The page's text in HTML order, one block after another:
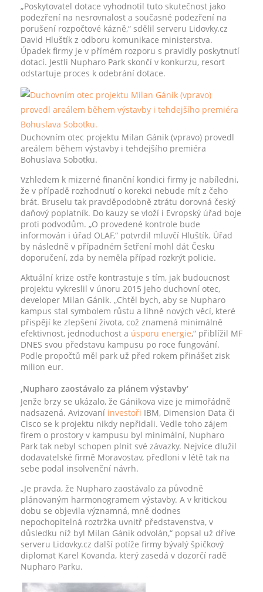
„Poskytovatel dotace vyhodnotil tuto skutečnost jako
podezření na nesrovnalost a současné podezření na
porušení rozpočtové kázně,“ sdělil serveru Lidovky.cz
David Hluštík z odboru komunikace ministerstva.
Úpadek firmy je v přímém rozporu s pravidly poskytnutí
dotací. Jestli Nupharo Park skončí v konkurzu, resort
odstartuje proces k odebrání dotace.
Duchovním otec projektu Milan Gánik (vpravo) provedl
areálem během výstavby i tehdejšího premiéra
Bohuslava Sobotku.
Vzhledem k mizerné finanční kondici firmy je nabíledni,
že v případě rozhodnutí o korekci nebude mít z čeho
brát. Bruselu tak pravděpodobně ztrátu dorovná český
daňový poplatník. Do kauzy se vloží i Evropský úřad boje
proti podvodům. „O provedené kontrole bude
informován i úřad OLAF,“ potvrdil mluvčí Hluštík. Úřad
by následně v případném šetření mohl dát Česku
doporučení, zda by neměla případ rozkrýt policie.
Aktuální krize ostře kontrastuje s tím, jak budoucnost
projektu vykreslil v únoru 2015 jeho duchovní otec,
developer Milan Gánik. „Chtěl bych, aby se Nupharo
kampus stal symbolem růstu a líhně nových věcí, které
přispějí ke zlepšení života, což znamená minimálně
efektivnost, jednoduchost a úsporu energie,“ přiblížil MF
DNES svou představu kampusu po roce fungování.
Podle propočtů měl park už před rokem přinášet zisk
milion eur.
‚Nupharo zaostávalo za plánem výstavby‘
Jenže brzy se ukázalo, že Gánikova vize je mimořádně
nadsazená. Avizovaní investoři IBM, Dimension Data či
Cisco se k projektu nikdy nepřidali. Vedle toho zájem
firem o prostory v kampusu byl minimální, Nupharo
Park tak nebyl schopen plnit své závazky. Nejvíce dlužil
dodavatelské firmě Moravostav, předloni v létě tak na
sebe podal insolvenční návrh.
„Je pravda, že Nupharo zaostávalo za původně
plánovaným harmonogramem výstavby. A v kritickou
dobu se objevila významná, mně dodnes
nepochopitelná roztržka uvnitř představenstva, v
důsledku níž byl Milan Gánik odvolán,“ popsal už dříve
serveru Lidovky.cz další potíže firmy bývalý špičkový
diplomat Karel Kovanda, který zasedá v dozorčí radě
Nupharo Parku.